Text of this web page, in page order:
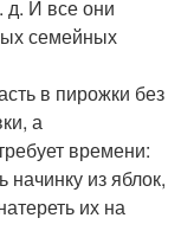
И все они
семейных
в пирожки без
а
времени:
начинку из яблок,
их на